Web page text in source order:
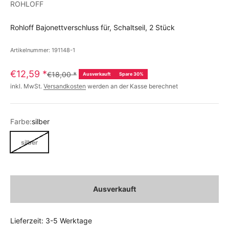
ROHLOFF
Rohloff Bajonettverschluss für, Schaltseil, 2 Stück
Artikelnummer: 191148-1
€12,59 *€18,00* Ausverkauft Spare 30%
inkl. MwSt. Versandkosten werden an der Kasse berechnet
Farbe:silber
silber
Ausverkauft
Lieferzeit: 3-5 Werktage